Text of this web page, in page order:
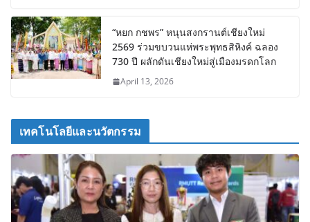
“หยก กชพร” หนุนสงกรานต์เชียงใหม่
2569 ร่วมขบวนแห่พระพุทธสิหิงค์ ฉลอง
730 ปี ผลักดันเชียงใหม่สู่เมืองมรดกโลก
April 13, 2026
เทคโนโลยีและนวัตกรรม